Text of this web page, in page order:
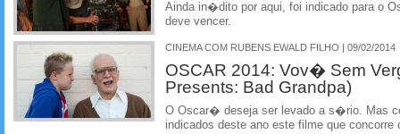
Ainda in�dito por aqui, foi indicado para o
deve vencer.
CINEMA COM RUBENS EWALD FILHO | 09/02/2014
OSCAR 2014: Vov� Sem
Presents: Bad Grandpa)
O Oscar� deseja ser levado a s�rio. Mas
indicados deste ano este filme que concorre